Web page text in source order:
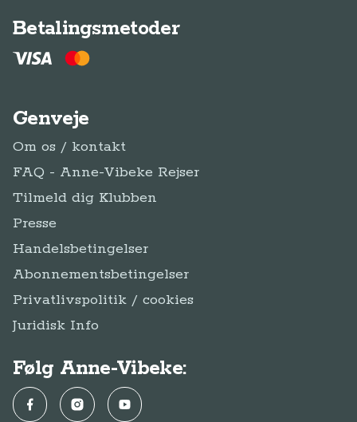
Betalingsmetoder
Genveje
Om os / kontakt
FAQ - Anne-Vibeke Rejser
Tilmeld dig Klubben
Presse
Handelsbetingelser
Abonnementsbetingelser
Privatlivspolitik / cookies
Juridisk Info
Følg Anne-Vibeke:
FacebookInstagramYouTube